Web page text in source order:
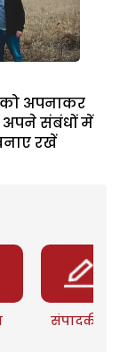
अपनाकर
अपने संबंधों में
रखें
संपादकीय